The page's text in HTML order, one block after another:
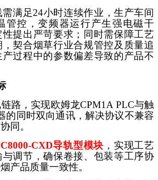
满足24小时连续作业，生产车间
管控，变频器运行产生强电磁干
提出严苛要求；同时需保障工艺
契合烟草行业合规管控及质量追
过程中的参数偏差导致的产品不
路，实现欧姆龙CPM1A PLC与触
的同时双向通讯，解决协议不兼容
同。
CXD导轨型模块 ，实现工艺
调节，确保卷接、包装等工序协
产品质量一致性。